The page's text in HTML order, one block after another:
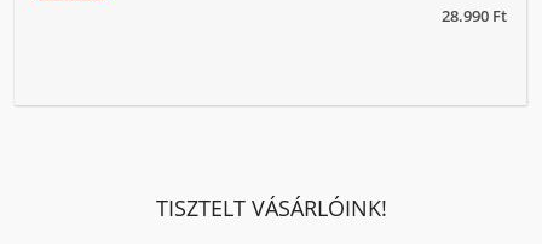
28.990 Ft
TISZTELT VÁSÁRLÓINK!